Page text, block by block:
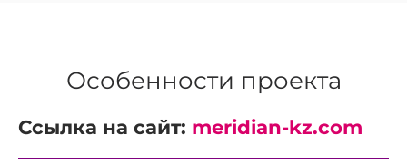
Особенности проекта
Ссылка на сайт: meridian-kz.com